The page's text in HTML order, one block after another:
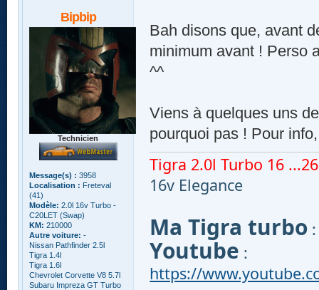
Bipbip
Technicien
Message(s) : 3958
Localisation : Freteval
(41)
Modèle: 2.0l 16v Turbo -
C20LET (Swap)
KM: 210000
Autre voiture: -
Nissan Pathfinder 2.5l
Tigra 1.4l
Tigra 1.6l
Chevrolet Corvette V8 5.7l
Subaru Impreza GT Turbo
Bah disons que, avant
minimum avant ! Perso
^^
Viens à quelques uns
pourquoi pas ! Pour
Tigra 2.0l Turbo 16
16v Elegance
Ma Tigra turbo
Youtube :
https://